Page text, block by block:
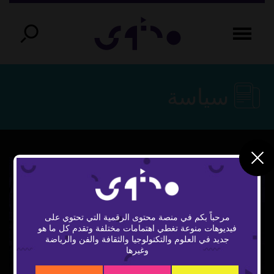
Play
مرحباً بكم في منصة محتوى الرقمية التي تحتوي على
فيديوهات منوعة تغطي اهتمامات مختلفة وتقدم كل ما هو
جديد في العلوم والتكنولوجيا والثقافة والفن والرياضة
وغيرها